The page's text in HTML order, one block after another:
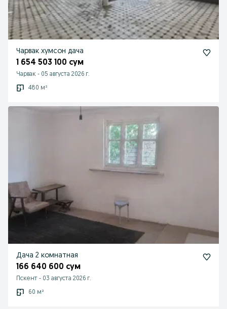
Чарвак хумсон дача
1 654 503 100 сум
Чарвак - 05 августа 2026 г.
480 м²
Дача 2 комнатная
166 640 600 сум
Пскент - 03 августа 2026 г.
60 м²